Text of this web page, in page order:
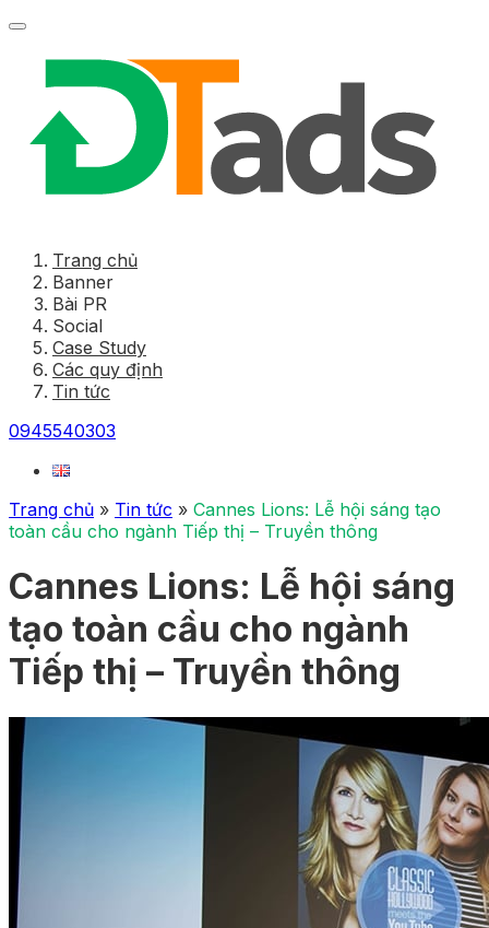
Trang chủ
Banner
Bài PR
Social
Case Study
Các quy định
Tin tức
0945540303
Trang chủ » Tin tức » Cannes Lions: Lễ hội sáng tạo
toàn cầu cho ngành Tiếp thị – Truyền thông
Cannes Lions: Lễ hội sáng
tạo toàn cầu cho ngành
Tiếp thị – Truyền thông